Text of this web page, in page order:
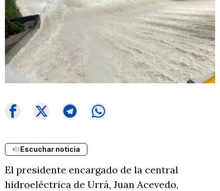
Escuchar noticia
El presidente encargado de la central
hidroeléctrica de Urrá, Juan Acevedo,